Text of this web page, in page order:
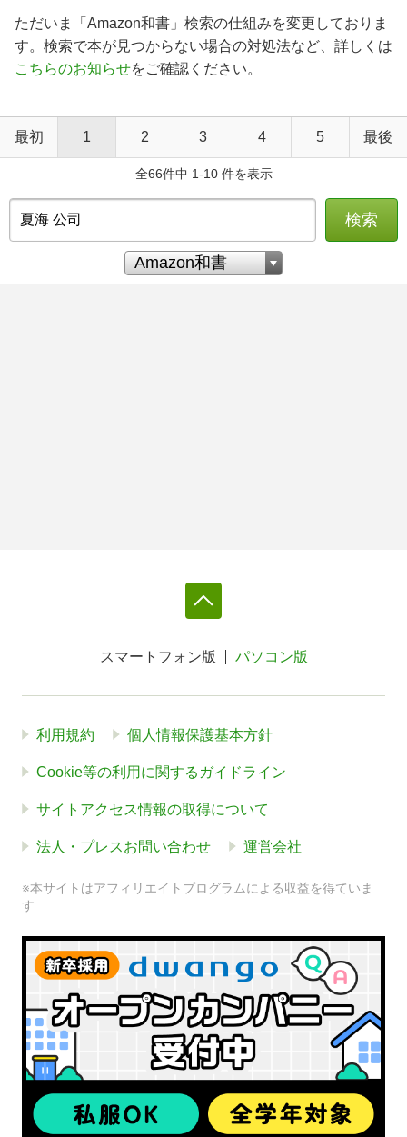
ただいま「Amazon和書」検索の仕組みを変更しておりま
す。検索で本が見つからない場合の対処法など、詳しくは
こちらのお知らせをご確認ください。
最初 1 2 3 4 5 最後
全66件中 1-10 件を表示
検索
スマートフォン版 パソコン版
利用規約 個人情報保護基本方針
Cookie等の利用に関するガイドライン
サイトアクセス情報の取得について
法人・プレスお問い合わせ 運営会社
※本サイトはアフィリエイトプログラムによる収益を得ていま
す